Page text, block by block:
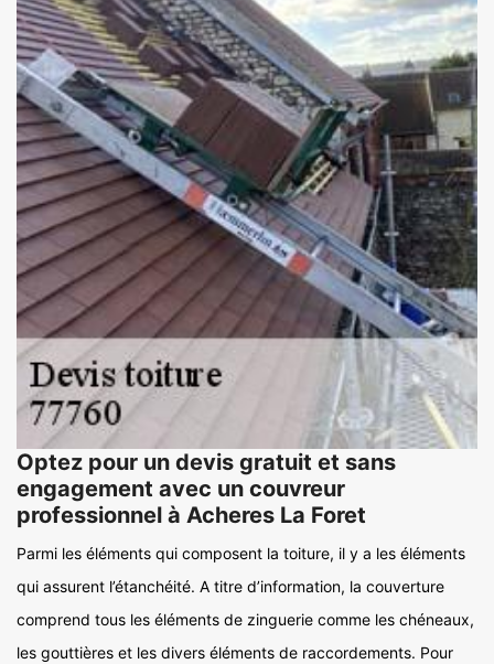
Optez pour un devis gratuit et sans
engagement avec un couvreur
professionnel à Acheres La Foret
Parmi les éléments qui composent la toiture, il y a les éléments
qui assurent l’étanchéité. A titre d’information, la couverture
comprend tous les éléments de zinguerie comme les chéneaux,
les gouttières et les divers éléments de raccordements. Pour